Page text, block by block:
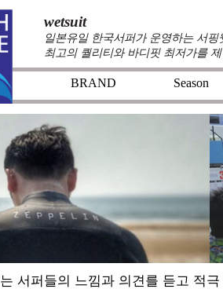
wetsuit
일본유일 한국서퍼가 운영하는 서
최고의 퀄리티와 바디핏 최저가를
BRAND Season
는 서퍼들의 느낌과 의견를 듣고 적